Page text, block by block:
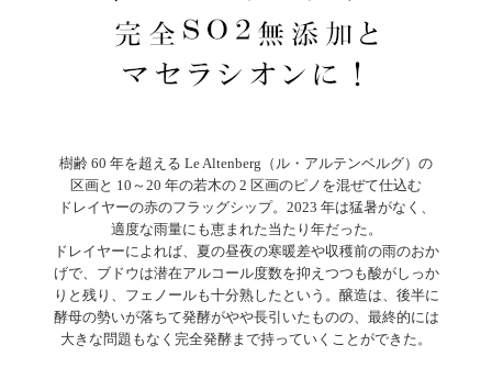
樹齢 60 年を超える Le Altenberg（ル・アルテンベルグ）の
区画と 10～20 年の若木の 2 区画のピノを混ぜて仕込む
ドレイヤーの赤のフラッグシップ。2023 年は猛暑がなく、
適度な雨量にも恵まれた当たり年だった。
ドレイヤーによれば、夏の昼夜の寒暖差や収穫前の雨のおか
げで、ブドウは潜在アルコール度数を抑えつつも酸がしっか
りと残り、フェノールも十分熟したという。醸造は、後半に
酵母の勢いが落ちて発酵がやや長引いたものの、最終的には
大きな問題もなく完全発酵まで持っていくことができた。